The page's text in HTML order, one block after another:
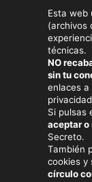
Viajar a Japón
Esta web
(archivos
técnicas.
NO
sin tu
enlaces
Si pulsas
aceptar o
Secreto.
También
cookies y
círculo